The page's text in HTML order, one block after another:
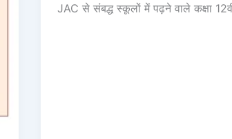
JAC से संबद्ध स्कूलों में पढ़ने वाले कक्षा